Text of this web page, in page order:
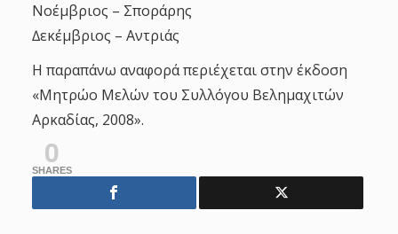
Νοέμβριος – Σποράρης
∆εκέμβριος – Αντριάς
Η παραπάνω αναφορά περιέχεται στην έκδοση
«Μητρώο Μελών του Συλλόγου Βελημαχιτών
Αρκαδίας, 2008».
0
SHARES